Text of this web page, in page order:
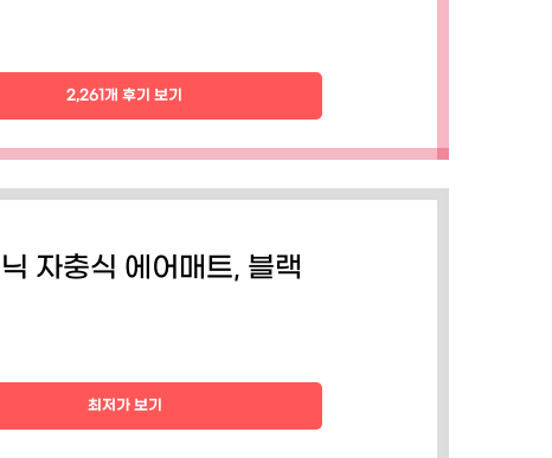
2,261개 후기 보기
자충식 에어매트, 블랙
최저가 보기